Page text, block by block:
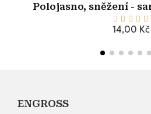
Polojasno, sněžení -
    
14,00 Kč
Přidat do
ENGROSS